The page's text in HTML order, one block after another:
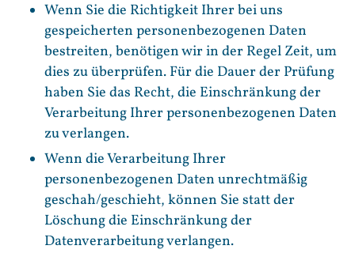
Wenn Sie die Richtigkeit Ihrer bei uns
gespeicherten personenbezogenen Daten
bestreiten, benötigen wir in der Regel Zeit, um
dies zu überprüfen. Für die Dauer der Prüfung
haben Sie das Recht, die Einschränkung der
Verarbeitung Ihrer personenbezogenen Daten
zu verlangen.
Wenn die Verarbeitung Ihrer
personenbezogenen Daten unrechtmäßig
geschah/geschieht, können Sie statt der
Löschung die Einschränkung der
Datenverarbeitung verlangen.